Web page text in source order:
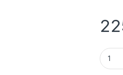
Asus